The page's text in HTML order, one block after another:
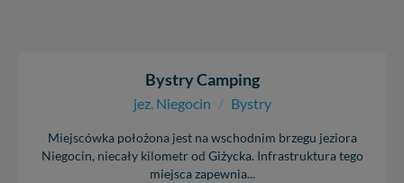
Bystry Camping
jez. Niegocin / Bystry
Miejscówka położona jest na wschodnim brzegu jeziora
Niegocin, niecały kilometr od Giżycka. Infrastruktura tego
miejsca zapewnia...